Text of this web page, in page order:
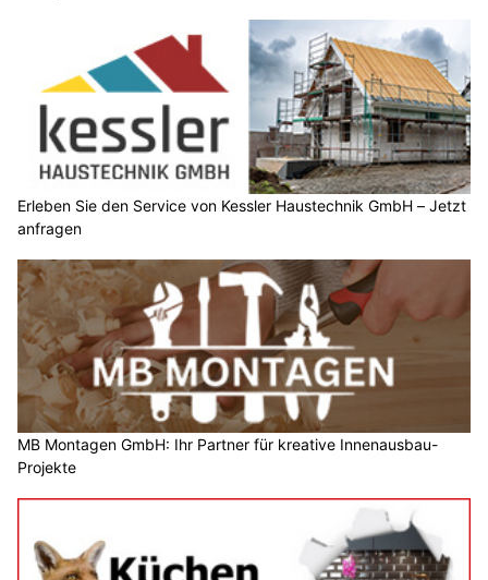
Erleben Sie den Service von Kessler Haustechnik GmbH – Jetzt
anfragen
MB Montagen GmbH: Ihr Partner für kreative Innenausbau-
Projekte